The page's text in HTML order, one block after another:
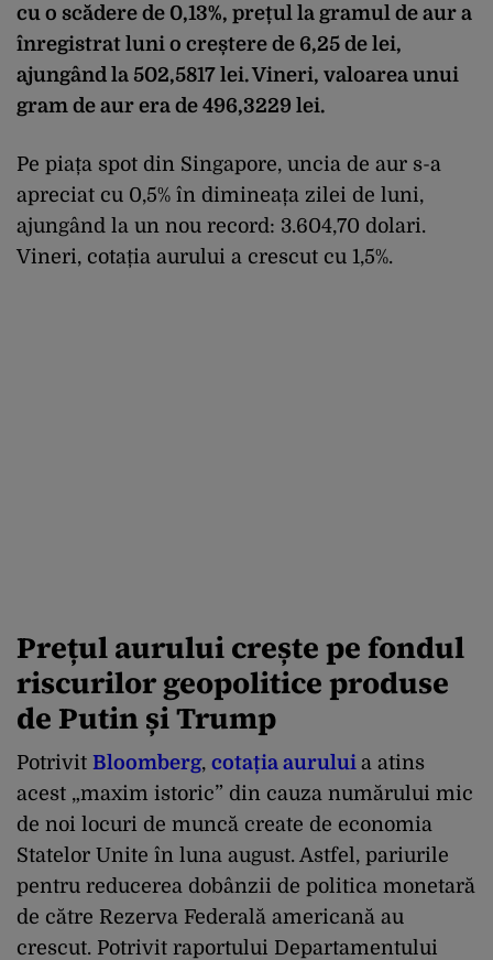
cu o scădere de 0,13%, prețul la gramul de aur a
înregistrat luni o creștere de 6,25 de lei,
ajungând la 502,5817 lei. Vineri, valoarea unui
gram de aur era de 496,3229 lei.
Pe piața spot din Singapore, uncia de aur s-a
apreciat cu 0,5% în dimineața zilei de luni,
ajungând la un nou record: 3.604,70 dolari.
Vineri, cotația aurului a crescut cu 1,5%.
Prețul aurului crește pe fondul
riscurilor geopolitice produse
de Putin și Trump
Potrivit Bloomberg, cotația aurului a atins
acest „maxim istoric” din cauza numărului mic
de noi locuri de muncă create de economia
Statelor Unite în luna august. Astfel, pariurile
pentru reducerea dobânzii de politica monetară
de către Rezerva Federală americană au
crescut. Potrivit raportului Departamentului